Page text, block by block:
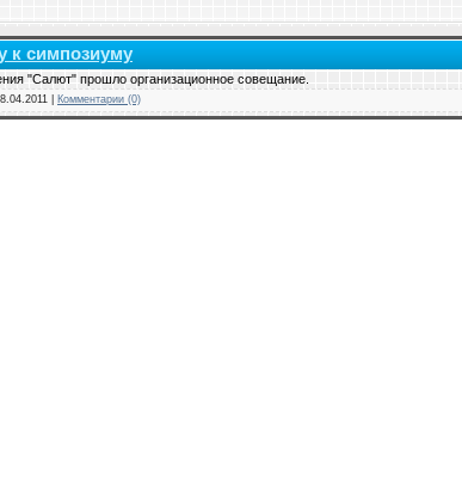
к симпозиуму
"Салют" прошло организационное совещание.
Комментарии (0)